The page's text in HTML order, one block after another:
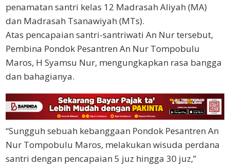
penamatan santri kelas 12 Madrasah Aliyah (MA)
dan Madrasah Tsanawiyah (MTs).
Atas pencapaian santri-santriwati An Nur tersebut,
Pembina Pondok Pesantren An Nur Tompobulu
Maros, H Syamsu Nur, mengungkapkan rasa bangga
dan bahagianya.
“Sungguh sebuah kebanggaan Pondok Pesantren An
Nur Tompobulu Maros, melakukan wisuda perdana
santri dengan pencapaian 5 juz hingga 30 juz,”